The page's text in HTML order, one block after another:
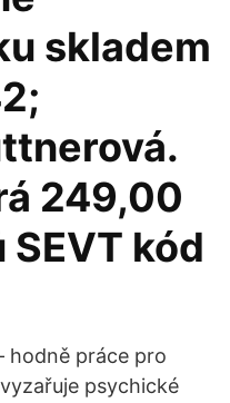
skladem
249,00
kód
hodně práce pro
psychické